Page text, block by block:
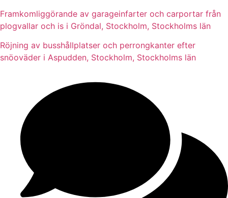
Framkomliggörande av garageinfarter och carportar från
plogvallar och is i Gröndal, Stockholm, Stockholms län
Röjning av busshållplatser och perrongkanter efter
snöoväder i Aspudden, Stockholm, Stockholms län